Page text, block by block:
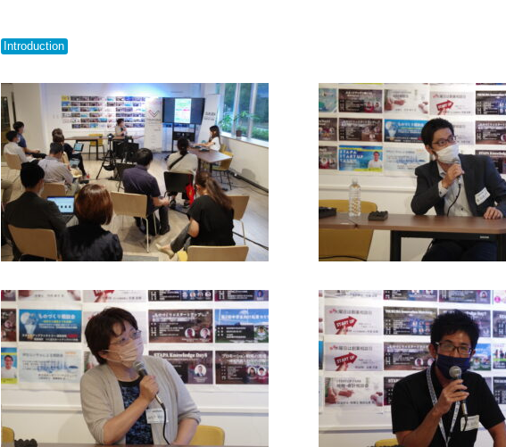
Introduction